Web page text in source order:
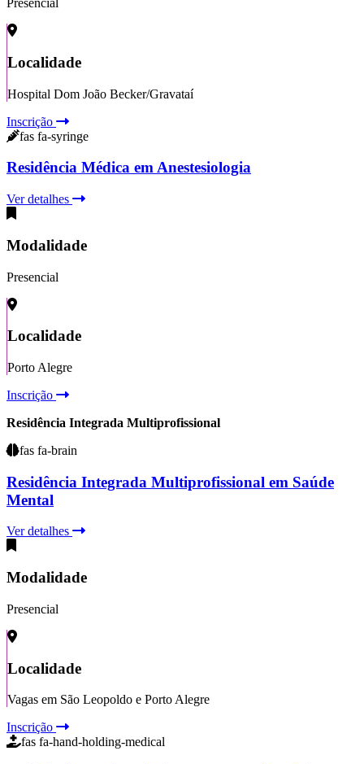
Presencial
Localidade
Hospital Dom João Becker/Gravataí
Inscrição
fas fa-syringe
Residência Médica em Anestesiologia
Ver detalhes
Modalidade
Presencial
Localidade
Porto Alegre
Inscrição
Residência Integrada Multiprofissional
fas fa-brain
Residência Integrada Multiprofissional em Saúde
Mental
Ver detalhes
Modalidade
Presencial
Localidade
Vagas em São Leopoldo e Porto Alegre
Inscrição
fas fa-hand-holding-medical